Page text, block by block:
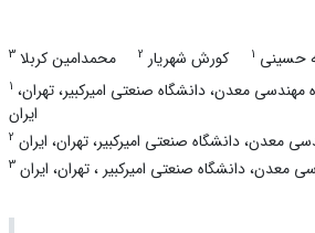
حسینی 1 کورش شهریار 2 محمدامین کربلا 3
1
ایران
2 معدن، دانشگاه صنعتی امیرکبیر، تهران، ایران
3 معدن، دانشگاه صنعتی امیرکبیر ، تهران، ایران